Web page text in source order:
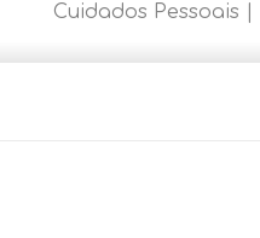
Cuidados Pessoais